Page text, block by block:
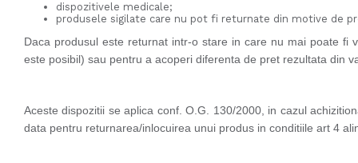
dispozitivele medicale;
produsele sigilate care nu pot fi returnate din motive de
Daca produsul este returnat intr-o stare in care nu mai poate fi
este posibil) sau pentru a acoperi diferenta de pret rezultata din
Aceste dispozitii se aplica conf. O.G. 130/2000, in cazul
data pentru returnarea/inlocuirea unui produs in conditiile art 4